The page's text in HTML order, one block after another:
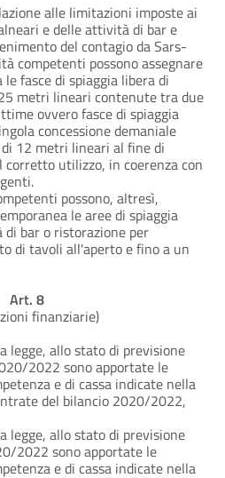
alle limitazioni imposte ai
e delle attività di bar e
del contagio da Sars-
competenti possono assegnare
fasce di spiaggia libera di
metri lineari contenute tra due
ovvero fasce di spiaggia
concessione demaniale
12 metri lineari al fine di
utilizzo, in coerenza con
possono, altresì,
le aree di spiaggia
bar o ristorazione per
di tavoli all'aperto e fino a un
Art. 8
finanziarie)
legge, allo stato di previsione
2022 sono apportate le
e di cassa indicate nella
del bilancio 2020/2022,
legge, allo stato di previsione
2022 sono apportate le
e di cassa indicate nella